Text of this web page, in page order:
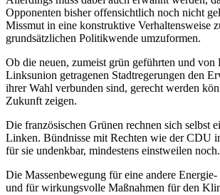
Opponenten bisher offensichtlich noch nicht
Missmut in eine konstruktive Verhaltensweise
grundsätzlichen Politikwende umzuformen.
Ob die neuen, zumeist grün geführten und von
Linksunion getragenen Stadtregerungen den
ihrer Wahl verbunden sind, gerecht werden
Zukunft zeigen.
Die französischen Grünen rechnen sich selbst
Linken. Bündnisse mit Rechten wie der CDU
für sie undenkbar, mindestens einstweilen noch.
Die Massenbewegung für eine andere
und für wirkungsvolle Maßnahmen für den